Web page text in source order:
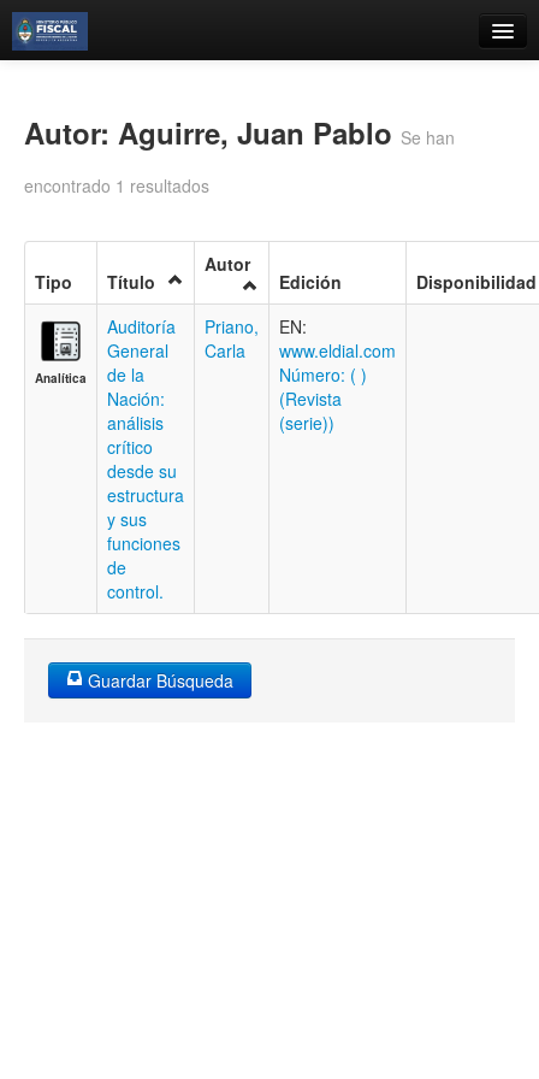
Búsqueda Avanzada
Contacto
Iniciar sesión
Autor: Aguirre, Juan Pablo Se han
encontrado 1 resultados
Tipo Título
Autor
Edición Disponibilidad
Analítica
Auditoría
General
de la
Nación:
análisis
crítico
desde su
estructura
y sus
funciones
de
control.
Priano,
Carla
EN:
www.eldial.com
Número: ( )
(Revista
(serie))
Guardar Búsqueda